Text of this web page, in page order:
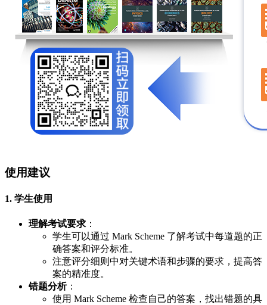
使用建议
1. 学生使用
理解考试要求 ：
学生可以通过 Mark Scheme 了解考试中每道题的正
确答案和评分标准。
注意评分细则中对关键术语和步骤的要求，提高答
案的精准度。
错题分析：
使用 Mark Scheme 检查自己的答案，找出错题的具